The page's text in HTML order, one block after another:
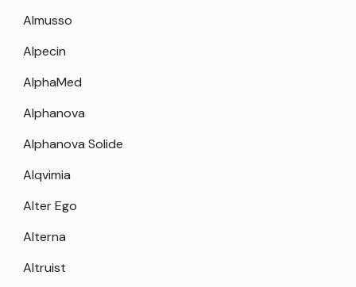
Almusso
Alpecin
AlphaMed
Alphanova
Alphanova Solide
Alqvimia
Alter Ego
Alterna
Altruist